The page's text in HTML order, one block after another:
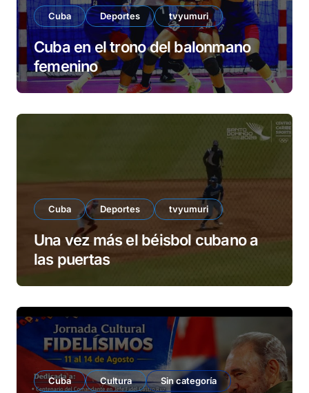
Cuba Deportes tvyumuri
Cuba en el trono del balonmano
femenino
Cuba Deportes tvyumuri
Una vez más el béisbol cubano a
las puertas
Cuba Cultura
Sin categoría